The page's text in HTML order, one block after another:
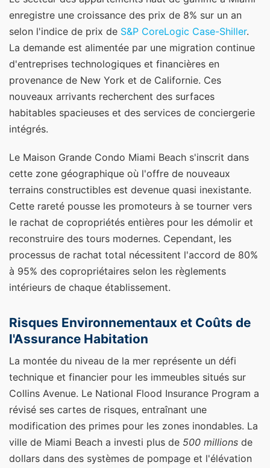
enregistre une croissance des prix de 8% sur un an
selon l'indice de prix de S&P CoreLogic Case-Shiller.
La demande est alimentée par une migration continue
d'entreprises technologiques et financières en
provenance de New York et de Californie. Ces
nouveaux arrivants recherchent des surfaces
habitables spacieuses et des services de conciergerie
intégrés.
Le Maison Grande Condo Miami Beach s'inscrit dans
cette zone géographique où l'offre de nouveaux
terrains constructibles est devenue quasi inexistante.
Cette rareté pousse les promoteurs à se tourner vers
le rachat de copropriétés entières pour les démolir et
reconstruire des tours modernes. Cependant, les
processus de rachat total nécessitent l'accord de 80%
à 95% des copropriétaires selon les règlements
intérieurs de chaque établissement.
Risques Environnementaux et Coûts de
l'Assurance Habitation
La montée du niveau de la mer représente un défi
technique et financier pour les immeubles situés sur
Collins Avenue. Le National Flood Insurance Program a
révisé ses cartes de risques, entraînant une
modification des primes pour les zones inondables. La
ville de Miami Beach a investi plus de 500 millions de
dollars dans des systèmes de pompage et l'élévation